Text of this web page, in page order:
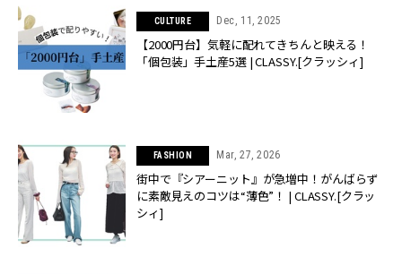
CULTURE Dec, 11, 2025
【2000円台】気軽に配れてきちんと映える！
「個包装」手土産5選 | CLASSY.[クラッシィ]
FASHION Mar, 27, 2026
街中で『シアーニット』が急増中！がんばらず
に素敵見えのコツは“薄色”！ | CLASSY.[クラッ
シィ]